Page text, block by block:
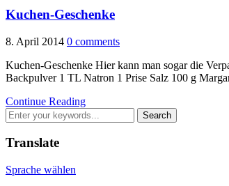
Kuchen-Geschenke
8. April 2014 0 comments
Kuchen-Geschenke Hier kann man sogar die
Backpulver 1 TL Natron 1 Prise Salz 100 g
Continue Reading
Translate
Sprache wählen